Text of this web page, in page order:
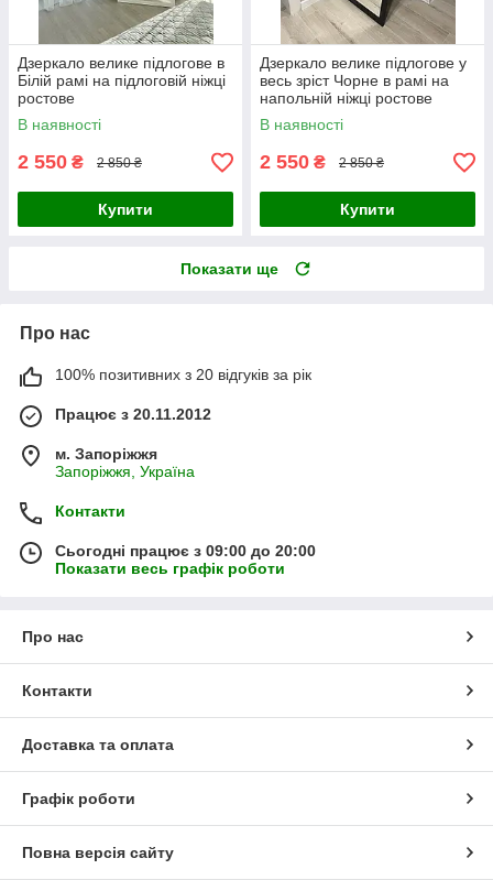
Дзеркало велике підлогове в
Білій рамі на підлоговій ніжці
ростове
В наявності
2 550 ₴ 2 850 ₴
Купити
Дзеркало велике підлогове у
весь зріст Чорне в рамі на
напольній ніжці ростове
В наявності
2 550 ₴ 2 850 ₴
Купити
Показати ще
Про нас
100% позитивних з 20 відгуків за рік
Працює з 20.11.2012
м. Запоріжжя
Запоріжжя, Україна
Контакти
Сьогодні працює з 09:00 до 20:00
Показати весь графік роботи
Про нас
Контакти
Доставка та оплата
Графік роботи
Повна версія сайту